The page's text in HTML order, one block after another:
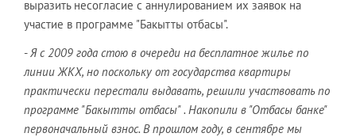
выразить несогласие с аннулированием их заявок на
участие в программе "Бакытты отбасы".
-Я с 2009 года стою в очереди на бесплатное жилье по
линии ЖКХ, но поскольку от государства квартиры
практически перестали выдавать, решили участвовать по
программе "Бакытты отбасы" . Накопили в "Отбасы банке"
первоначальный взнос. В прошлом году, в сентябре мы